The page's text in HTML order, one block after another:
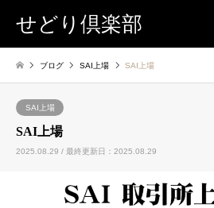
せどり倶楽部
ブログ SAI上場 SAI上場
SAI上場
SAI上場
2025.08.29 / 最終更新日：2025.08.29